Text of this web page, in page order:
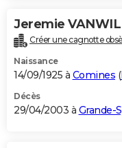
Jeremie
Créer une cagnotte
Naissance
14/09/1925 à Comines (
Décès
29/04/2003 à Grande-